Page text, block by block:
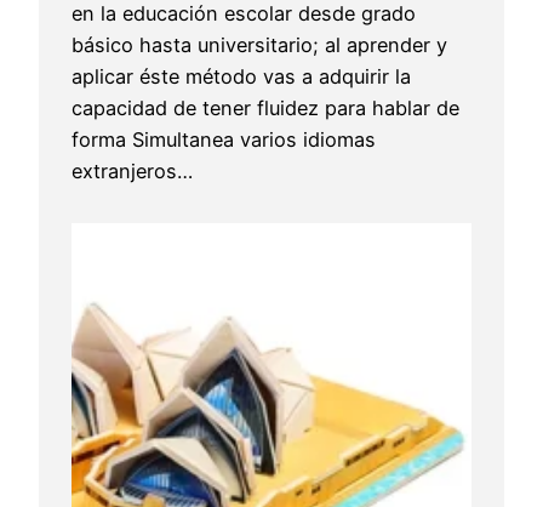
en la educación escolar desde grado
básico hasta universitario; al aprender y
aplicar éste método vas a adquirir la
capacidad de tener fluidez para hablar de
forma Simultanea varios idiomas
extranjeros…